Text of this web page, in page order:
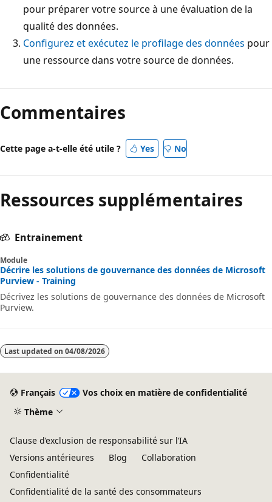
pour préparer votre source à une évaluation de la
qualité des données.
Configurez et exécutez le profilage des données pour
une ressource dans votre source de données.
Commentaires
Cette page a-t-elle été utile ? Yes No
Ressources supplémentaires
Entrainement
Module
Décrire les solutions de gouvernance des données de Microsoft
Purview - Training
Décrivez les solutions de gouvernance des données de Microsoft
Purview.
Last updated on 04/08/2026
Français
Vos choix en matière de confidentialité
Thème
Clause d’exclusion de responsabilité sur l’IA
Versions antérieures
Blog
Collaboration
Confidentialité
Confidentialité de la santé des consommateurs